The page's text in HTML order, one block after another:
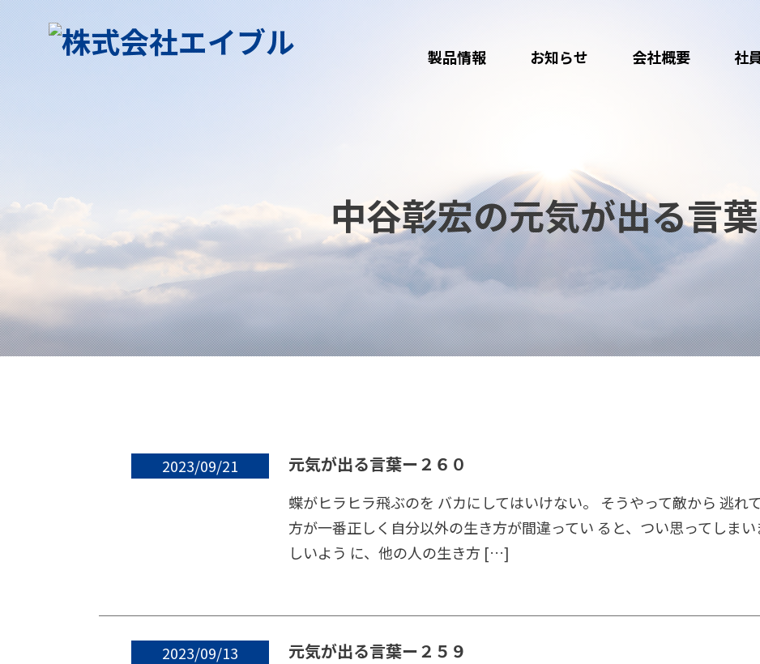
製品情報 お知らせ 会社概要 社
中谷彰宏の元気が出る言葉
2023/09/21 元気が出る言葉ー２６０
蝶がヒラヒラ飛ぶのを バカにしてはいけない。 そうやって敵から 逃れ
方が一番正しく自分以外の生き方が間違ってい ると、つい思ってしま
しいよう に、他の人の生き方 […]
2023/09/13 元気が出る言葉ー２５９